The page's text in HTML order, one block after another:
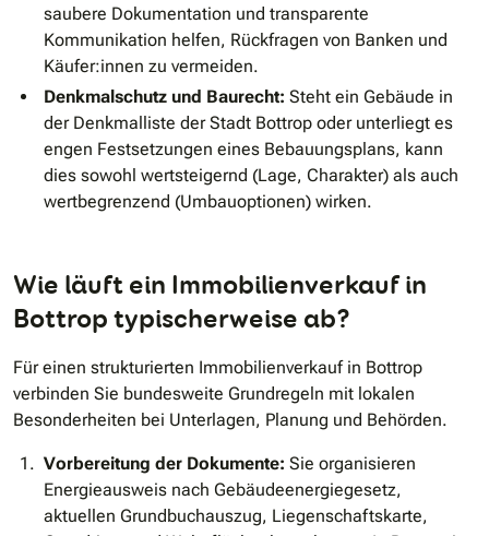
saubere Dokumentation und transparente
Kommunikation helfen, Rückfragen von Banken und
Käufer:innen zu vermeiden.
Denkmalschutz und Baurecht: Steht ein Gebäude in
der Denkmalliste der Stadt Bottrop oder unterliegt es
engen Festsetzungen eines Bebauungsplans, kann
dies sowohl wertsteigernd (Lage, Charakter) als auch
wertbegrenzend (Umbauoptionen) wirken.
Wie läuft ein Immobilienverkauf in
Bottrop typischerweise ab?
Für einen strukturierten Immobilienverkauf in Bottrop
verbinden Sie bundesweite Grundregeln mit lokalen
Besonderheiten bei Unterlagen, Planung und Behörden.
Vorbereitung der Dokumente: Sie organisieren
Energieausweis nach Gebäudeenergiegesetz,
aktuellen Grundbuchauszug, Liegenschaftskarte,